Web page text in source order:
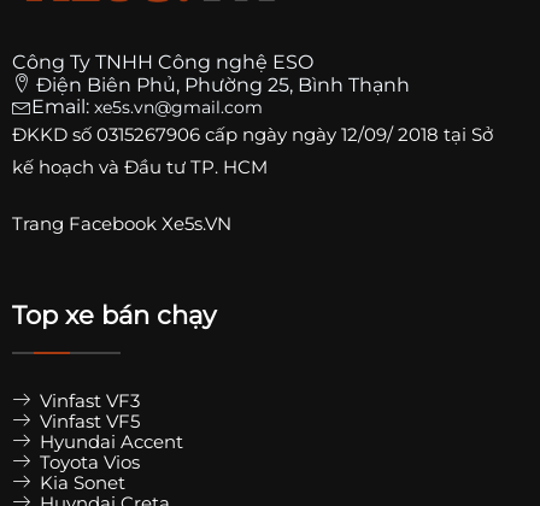
Công Ty TNHH Công nghệ ESO
Điện Biên Phủ, Phường 25, Bình Thạnh
Email: xe5s.vn@gmail.com
ĐKKD số 0315267906 cấp ngày ngày 12/09/ 2018 tại Sở
kế hoạch và Đầu tư TP. HCM
Trang Facebook Xe5s.VN
Top xe bán chạy
Vinfast VF3
Vinfast VF5
Hyundai Accent
Toyota Vios
Kia Sonet